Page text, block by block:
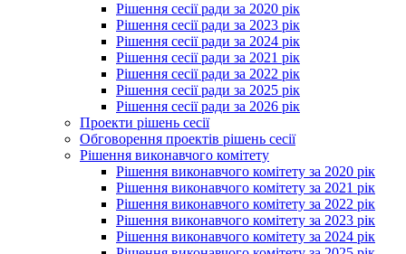
Рішення сесії ради за 2020 рік
Рішення сесії ради за 2023 рік
Рішення сесії ради за 2024 рік
Рішення сесії ради за 2021 рік
Рішення сесії ради за 2022 рік
Рішення сесії ради за 2025 рік
Рішення сесії ради за 2026 рік
Проекти рішень сесії
Обговорення проектів рішень сесії
Рішення виконавчого комітету
Рішення виконавчого комітету за 2020 рік
Рішення виконавчого комітету за 2021 рік
Рішення виконавчого комітету за 2022 рік
Рішення виконавчого комітету за 2023 рік
Рішення виконавчого комітету за 2024 рік